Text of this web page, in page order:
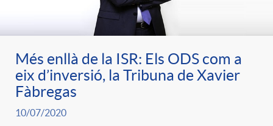
Més enllà de la ISR: Els ODS com a
eix d’inversió, la Tribuna de Xavier
Fàbregas
10/07/2020